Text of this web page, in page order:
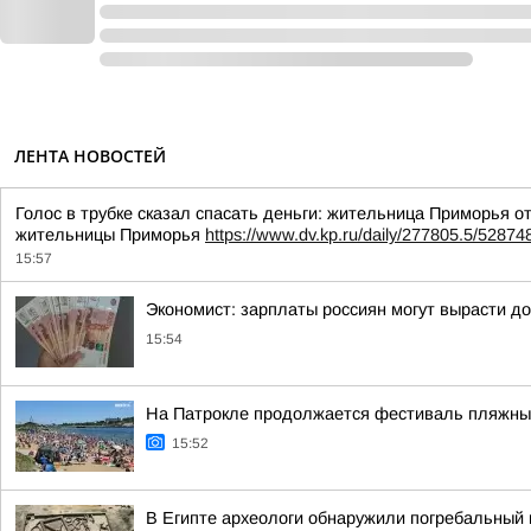
ЛЕНТА НОВОСТЕЙ
Голос в трубке сказал спасать деньги: жительница
жительницы Приморья https://www.dv.kp.ru/daily/277805.5/
15:57
Экономист: зарплаты россиян могут вырасти
15:54
На Патрокле продолжается фестиваль
15:52
В Египте археологи обнаружили